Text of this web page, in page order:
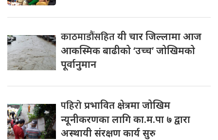
काठमाडौंसहितयी चार जिल्लामा आज
आकस्मिक बाढीको ‘उच्च’ जोखिमको
पूर्वानुमान
पहिरोप्रभावित क्षेत्रमा जोखिम
न्यूनीकरणका लागि का.म.पा ७ द्वारा
अस्थायी संरक्षण कार्य सुरु